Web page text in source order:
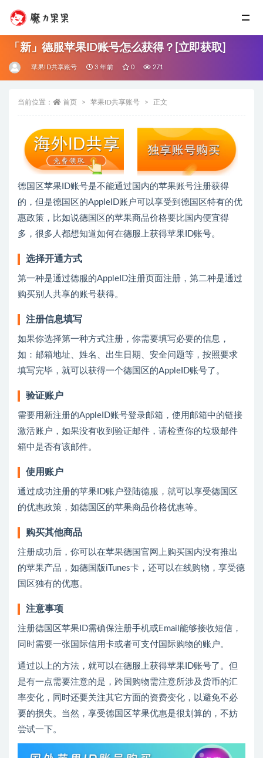
「新」德服苹果ID账号怎么获得？[立即获取]
苹果ID共享账号 3 年前 0 271
当前位置： 首页 苹果ID共享账号 正文
德国区苹果ID账号是不能通过国内的苹果账号注册获得
的，但是德国区的AppleID账户可以享受到德国区特有的优
惠政策，比如说德国区的苹果商品价格要比国内便宜得
多，很多人都想知道如何在德服上获得苹果ID账号。
选择开通方式
第一种是通过德服的AppleID注册页面注册，第二种是通过
购买别人共享的账号获得。
注册信息填写
如果你选择第一种方式注册，你需要填写必要的信息，
如：邮箱地址、姓名、出生日期、安全问题等，按照要求
填写完毕，就可以获得一个德国区的AppleID账号了。
验证账户
需要用新注册的AppleID账号登录邮箱，使用邮箱中的链接
激活账户，如果没有收到验证邮件，请检查你的垃圾邮件
箱中是否有该邮件。
使用账户
通过成功注册的苹果ID账户登陆德服，就可以享受德国区
的优惠政策，如德国区的苹果商品价格优惠等。
购买其他商品
注册成功后，你可以在苹果德国官网上购买国内没有推出
的苹果产品，如德国版iTunes卡，还可以在线购物，享受德
国区独有的优惠。
注意事项
注册德国区苹果ID需确保注册手机或Email能够接收短信，
同时需要一张国际信用卡或者可支付国际购物的账户。
通过以上的方法，就可以在德服上获得苹果ID账号了。但
是有一点需要注意的是，跨国购物需注意所涉及货币的汇
率变化，同时还要关注其它方面的资费变化，以避免不必
要的损失。当然，享受德国区苹果优惠是很划算的，不妨
尝试一下。